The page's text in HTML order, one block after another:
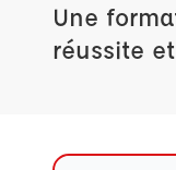
Une
réussite